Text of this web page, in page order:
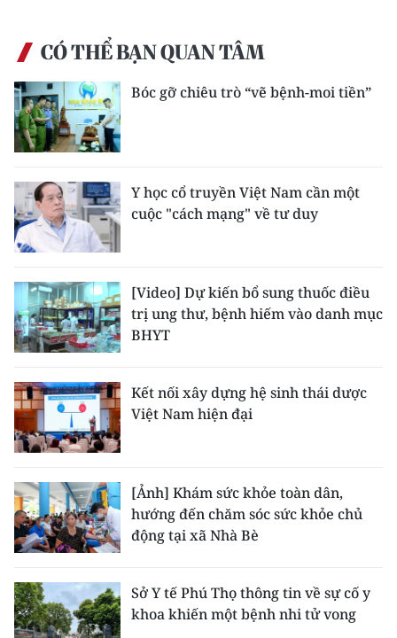
Duyên hải Nam Trung Bộ và Tây
Nguyên
Đông Nam Bộ
Chuyên trang Hà Nội
Chuyên trang TP. Hồ Chí Minh
CHUYÊN ĐỀ
CÁC CHUYÊN TRANG
VỀ BÁO NHÂN DÂN
THỜI NAY
NHÂN DÂN HẰNG THÁNG
MUA BÁO
ĐỌC BÁO IN
CÓ THỂ BẠN QUAN TÂM
Bóc gỡ chiêu trò “vẽ bệnh-moi tiền”
Y học cổ truyền Việt Nam cần một
cuộc "cách mạng" về tư duy
[Video] Dự kiến bổ sung thuốc điều
trị ung thư, bệnh hiếm vào danh mục
BHYT
Kết nối xây dựng hệ sinh thái dược
Việt Nam hiện đại
[Ảnh] Khám sức khỏe toàn dân,
hướng đến chăm sóc sức khỏe chủ
động tại xã Nhà Bè
Sở Y tế Phú Thọ thông tin về sự cố y
khoa khiến một bệnh nhi tử vong